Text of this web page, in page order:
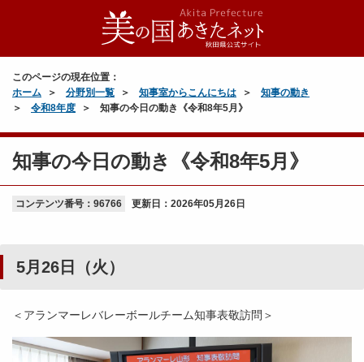
このページの現在位置：
ホーム
分野別一覧 知事室からこんにちは
知事の動き
令和8年度
知事の今日の動き《令和8年5月》
知事の今日の動き《令和8年5月》
コンテンツ番号：96766 更新日： 2026年05月26日
5月26日（火）
＜アランマーレバレーボールチーム知事表敬訪問＞